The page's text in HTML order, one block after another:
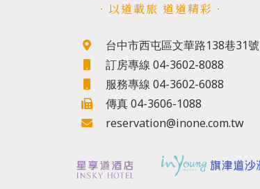
．以道載旅 道道精彩．
台中市西屯區文華路138巷31號
訂房專線 04-3602-8088
服務專線 04-3602-6088
傳真 04-3606-1088
reservation@inone.com.tw